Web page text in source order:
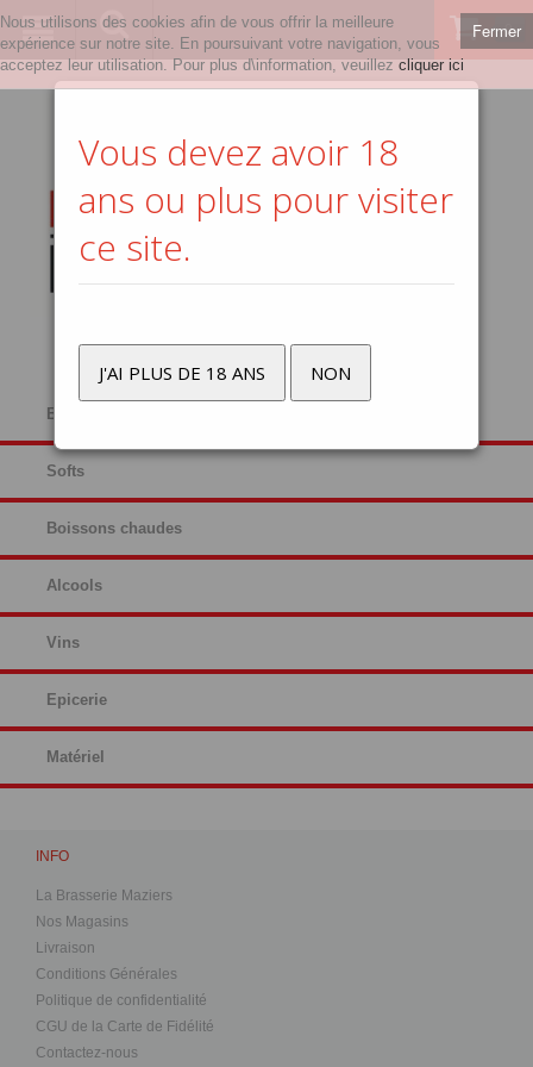
0
Bières
Softs
Boissons chaudes
Alcools
Vins
Epicerie
Matériel
Vous devez avoir 18
ans ou plus pour visiter
ce site.
J'AI PLUS DE 18 ANS NON
INFO
La Brasserie Maziers
Nos Magasins
Livraison
Conditions Générales
Politique de confidentialité
CGU de la Carte de Fidélité
Contactez-nous
Fermer
Nous utilisons des cookies afin de vous offrir la meilleure
expérience sur notre site. En poursuivant votre navigation, vous
acceptez leur utilisation. Pour plus d\information, veuillez cliquer ici